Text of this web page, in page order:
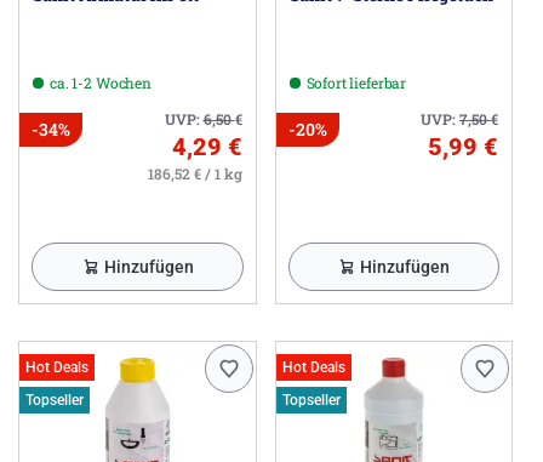
ca. 1-2 Wochen
UVP:6,50€
-34%
4,29 €
186,52 € / 1 kg
Hinzufügen
Sofort lieferbar
UVP:7,50€
-20%
5,99 €
Hinzufügen
Hot Deals
Topseller
Hot Deals
Topseller